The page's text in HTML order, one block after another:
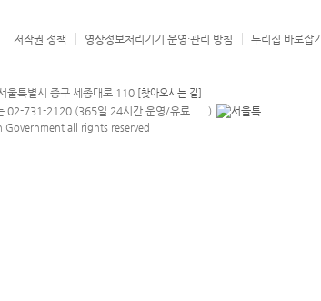
저작권 정책 영상정보처리기기 운영·관리 방침 누리집 바로잡기
단
울특별시 중구 세종대로 110 [찾아오시는 길]
02-731-2120 (365일 24시간 운영/유료 안내팝업 열기
)
all rights reserved